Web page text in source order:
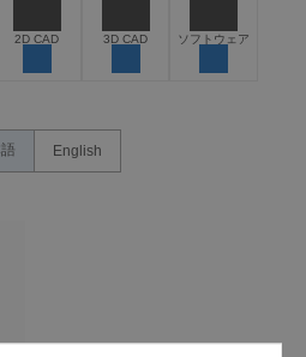
2D CAD 3D CAD ソフトウェア
English